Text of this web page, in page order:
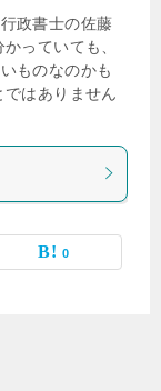
政書士の佐藤
っていても、
ものなのかも
はありません
0